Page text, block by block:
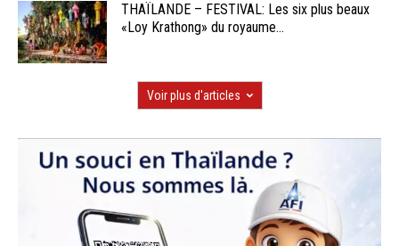
THAÏLANDE – FESTIVAL: Les six plus beaux
«Loy Krathong» du royaume...
Voir plus d'articles